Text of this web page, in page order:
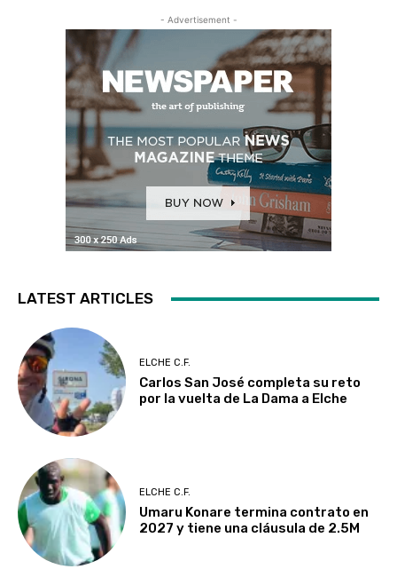
- Advertisement -
LATEST ARTICLES
ELCHE C.F.
Carlos San José completa su reto
por la vuelta de La Dama a Elche
ELCHE C.F.
Umaru Konare termina contrato en
2027 y tiene una cláusula de 2.5M